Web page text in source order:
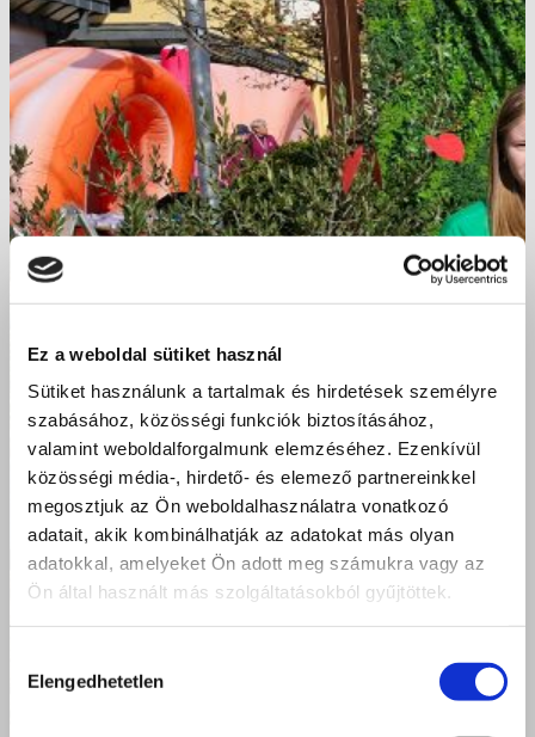
Ez a weboldal sütiket használ
Sütiket használunk a tartalmak és hirdetések személyre
szabásához, közösségi funkciók biztosításához,
valamint weboldalforgalmunk elemzéséhez. Ezenkívül
közösségi média-, hirdető- és elemező partnereinkkel
megosztjuk az Ön weboldalhasználatra vonatkozó
adatait, akik kombinálhatják az adatokat más olyan
adatokkal, amelyeket Ön adott meg számukra vagy az
Ön által használt más szolgáltatásokból gyűjtöttek.
kiválasztása
Elengedhetetlen